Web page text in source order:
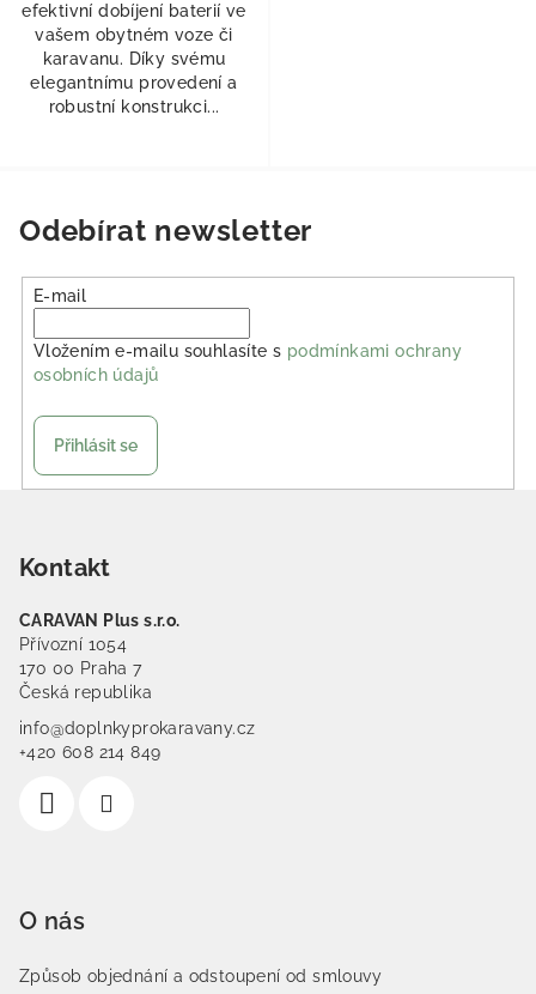
efektivní dobíjení baterií ve
vašem obytném voze či
karavanu. Díky svému
elegantnímu provedení a
robustní konstrukci...
Odebírat newsletter
E-mail
Vložením e-mailu souhlasíte s podmínkami ochrany
osobních údajů
Přihlásit se
Kontakt
CARAVAN Plus s.r.o.
Přívozní 1054
170 00 Praha 7
Česká republika
info@doplnkyprokaravany.cz
+420 608 214 849
O nás
Způsob objednání a odstoupení od smlouvy